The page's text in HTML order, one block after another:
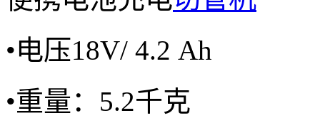
•电压18V/ 4.2 Ah
•重量： 5.2千克